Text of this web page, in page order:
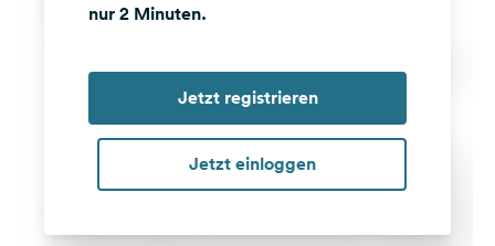
nur 2 Minuten.
Jetzt registrieren
Jetzt einloggen